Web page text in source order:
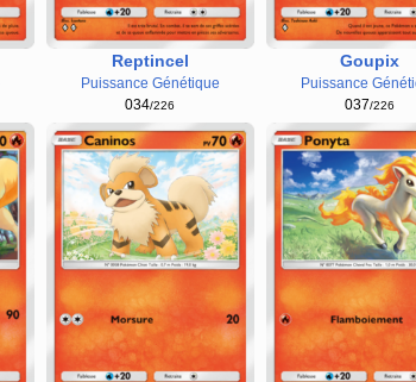
Reptincel
Puissance Génétique
034/226
Goupix
Puissance
037/226